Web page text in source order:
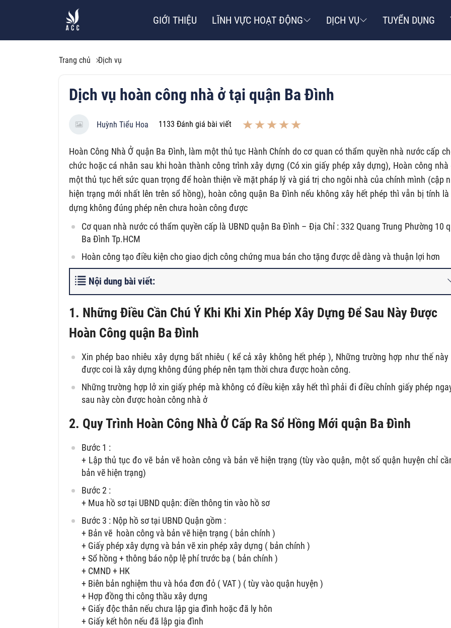
GIỚI THIỆU LĨNH VỰC HOẠT ĐỘNG DỊCH VỤ TUYỂN DỤNG
Trang chủ Dịch vụ
Dịch vụ hoàn công nhà ở tại quận Ba Đình
Huỳnh Tiểu Hoa 1133 Đánh giá bài viết
Hoàn Công Nhà Ở quận Ba Đình, làm một thủ tục Hành Chính do cơ quan có thẩm quyền nhà nước cấp
chức hoặc cá nhân sau khi hoàn thành công trình xây dựng (Có xin giấy phép xây dựng), Hoàn công nhà
một thủ tục hết sức quan trọng để hoàn thiện về mặt pháp lý và giá trị cho ngôi nhà của chính mình (cập
hiện trạng mới nhất lên trên sổ hồng), hoàn công quận Ba Đình nếu không xây hết phép thì vẫn bị tính là
dựng không đúng phép nên chưa hoàn công được
Cơ quan nhà nước có thẩm quyền cấp là UBND quận Ba Đình – Địa Chỉ : 332 Quang Trung Phường 10
Ba Đình Tp.HCM
Hoàn công tạo điều kiện cho giao dịch công chứng mua bán cho tặng được dễ dàng và thuận lợi hơn
Nội dung bài viết:
1. Những Điều Cần Chú Ý Khi Khi Xin Phép Xây Dựng Để Sau Này Được
Hoàn Công quận Ba Đình
Xin phép bao nhiêu xây dựng bất nhiêu ( kể cả xây không hết phép ), Những trường hợp như thế này
được coi là xây dựng không đúng phép nên tạm thời chưa được hoàn công.
Những trường hợp lở xin giấy phép mà không có điều kiện xây hết thì phải đi điều chỉnh giấy phép
sau này còn được hoàn công nhà ở
2. Quy Trình Hoàn Công Nhà Ở Cấp Ra Sổ Hồng Mới quận Ba Đình
Bước 1 :
+ Lập thủ tục đo vẽ bản vẽ hoàn công và bản vẽ hiện trạng (tùy vào quận, một số quận huyện chỉ
bản vẽ hiện trạng)
Bước 2 :
+ Mua hồ sơ tại UBND quận: điền thông tin vào hồ sơ
Bước 3 : Nộp hồ sơ tại UBND Quận gồm :
+ Bản vẽ hoàn công và bản vẽ hiện trạng ( bản chính )
+ Giấy phép xây dựng và bản vẽ xin phép xây dựng ( bản chính )
+ Sổ hồng + thông báo nộp lệ phí trước bạ ( bản chính )
+ CMND + HK
+ Biên bản nghiệm thu và hóa đơn đỏ ( VAT ) ( tùy vào quận huyện )
+ Hợp đồng thi công thầu xây dựng
+ Giấy độc thân nếu chưa lập gia đình hoặc đã ly hôn
+ Giấy kết hôn nếu đã lập gia đình